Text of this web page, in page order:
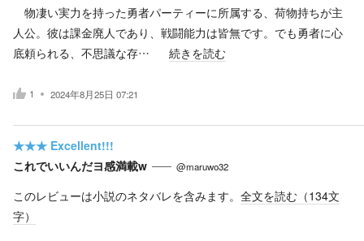
物凄い実力を持った勇者パーティーに所属する、荷物持ちが主
人公。彼は課金廃人であり、戦闘能力は皆無です。でも勇者に心
底頼られる、不思議な存…
続きを読む
1 2024年8月25日 07:21
★★★ Excellent!!!
これでいいんだヨ感満載w
@maruwo32
このレビューは小説のネタバレを含みます。 全文を読む（134文
字）